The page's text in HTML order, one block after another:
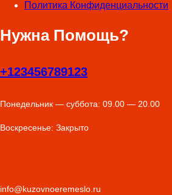
Политика Конфиденциальности
Нужна Помощь?
+123456789123
Понедельник — суббота: 09.00 — 20.00
Воскресенье: Закрыто
info@kuzovnoeremeslo.ru